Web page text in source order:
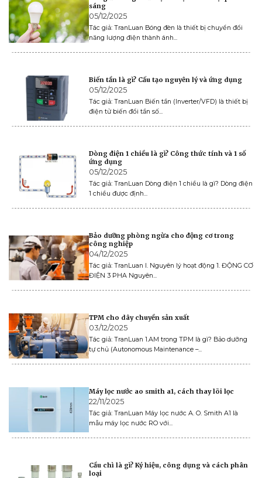
sáng
05/12/2025
Tác giả: TranLuan Bóng đèn là thiết bị chuyển đổi
năng lượng điện thành ánh...
Biến tần là gì? Cấu tạo nguyên lý và ứng dụng
05/12/2025
Tác giả: TranLuan Biến tần (Inverter/VFD) là thiết bị
điện tử biến đổi tần số...
Dòng điện 1 chiều là gì? Công thức tính và 1 số
ứng dụng
05/12/2025
Tác giả: TranLuan Dòng điện 1 chiều là gì? Dòng điện
1 chiều được định...
Bảo dưỡng phòng ngừa cho động cơ trong
công nghiệp
04/12/2025
Tác giả: TranLuan I. Nguyên lý hoạt động 1. ĐỘNG CƠ
ĐIỆN 3 PHA Nguyên...
TPM cho dây chuyền sản xuất
03/12/2025
Tác giả: TranLuan 1.AM trong TPM là gì? Bảo dưỡng
tự chủ (Autonomous Maintenance –...
Máy lọc nước ao smith a1, cách thay lõi lọc
22/11/2025
Tác giả: TranLuan Máy lọc nước A. O. Smith A1 là
mẫu máy lọc nước RO với...
Cầu chì là gì? Ký hiệu, công dụng và cách phân
loại